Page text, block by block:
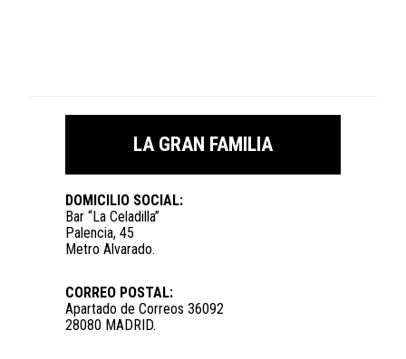
LA GRAN FAMILIA
DOMICILIO SOCIAL:
Bar “La Celadilla”
Palencia, 45
Metro Alvarado.
CORREO POSTAL:
Apartado de Correos 36092
28080 MADRID.